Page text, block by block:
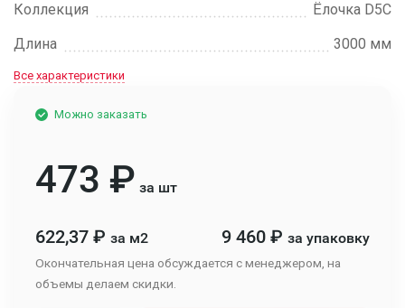
Коллекция
Ёлочка D5C
Длина
3000 мм
Все характеристики
Можно заказать
473 ₽ за шт
622,37 ₽ за м2 9 460 ₽ за упаковку
Окончательная цена обсуждается с менеджером, на
объемы делаем скидки.